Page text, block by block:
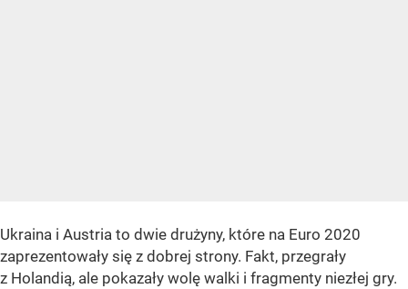
Ukraina i Austria to dwie drużyny, które na Euro 2020
zaprezentowały się z dobrej strony. Fakt, przegrały
z Holandią, ale pokazały wolę walki i fragmenty niezłej gry.